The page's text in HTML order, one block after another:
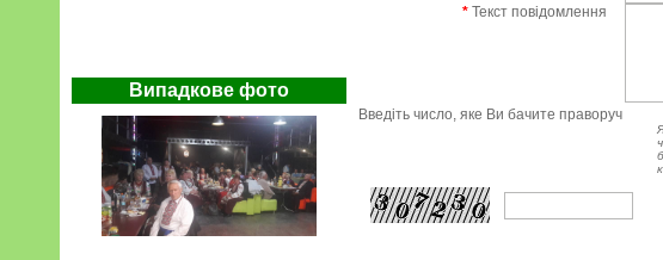
Випадкове фото
* Текст повідомлення
Введіть число, яке Ви бачите праворуч